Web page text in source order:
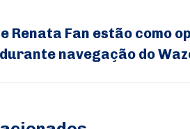
Renata Fan estão como
navegação do